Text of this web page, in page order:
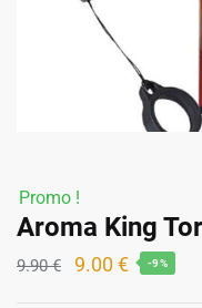
Promo !
Aroma King
9.90€
Le
9.00 €Le-9%